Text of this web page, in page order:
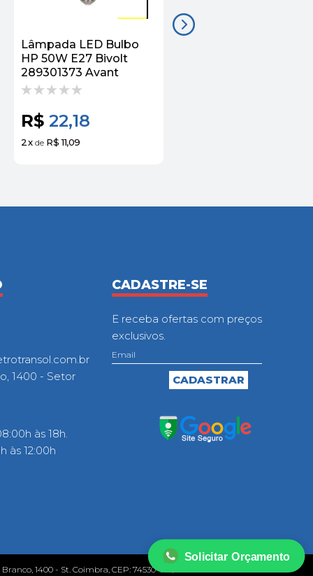
Lâmpada LED Bulbo
HP 50W E27 Bivolt
289301373 Avant
R$ 22,18
2x de R$ 11,09
1400 - Setor
às 18h.
às 12:00h
CADASTRE-SE
E receba ofertas com preços
exclusivos.
1400 - St. Coimbra, CEP: 74530-010, Goiânia - GO.
Solicitar Orçamento